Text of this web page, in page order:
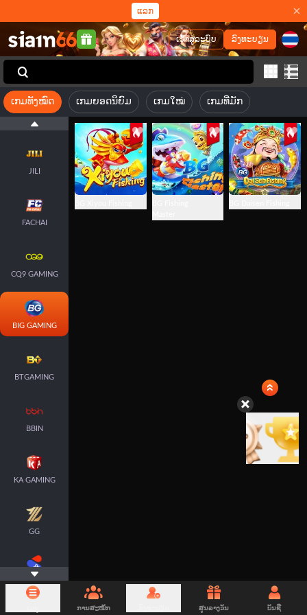
ແລກ
ລົງທະບຽນ
ເຂົ້າສູ່ລະບົບ
ເກມທັງໝົດ ເກມຍອດນິຍົມ ເກມໃໝ່ ເກມທີ່ມັກ
JILI
FACHAI
CQ9 GAMING
BIG GAMING
BTGAMING
BBIN
KA GAMING
GG
SPLUS
ການສະໝັກ ສູນລາງວັນ ບັນຊີ